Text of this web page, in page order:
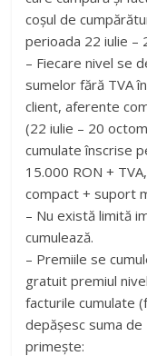
coșul de
perioada 22 iulie –
– Fiecare nivel se
sumelor fără TVA
client, aferente
(22 iulie – 20
cumulate înscrise
15.000 RON +
compact + suport
– Nu există limită
cumulează.
– Premiile se
gratuit premiul
facturile cumulate
depășesc suma de
primește: